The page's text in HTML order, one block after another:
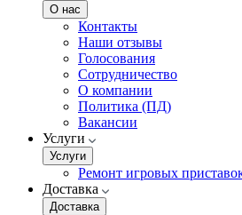
О нас
Контакты
Наши отзывы
Голосования
Сотрудничество
О компании
Политика (ПД)
Вакансии
Услуги
Услуги
Ремонт игровых
Доставка
Доставка